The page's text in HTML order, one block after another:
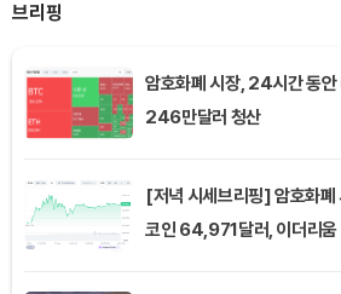
브리핑
암호화폐 시장, 24시간 동안
246만달러 청산
[저녁 시세브리핑] 암호화
코인 64,971달러, 이더리움